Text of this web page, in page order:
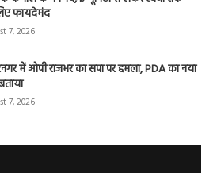
फायदेमंद
7, 2026
में ओपी राजभर का सपा पर हमला, PDA का नया
7, 2026